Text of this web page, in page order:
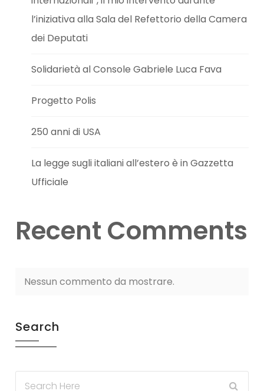
l’iniziativa alla Sala del Refettorio della Camera
dei Deputati
Solidarietà al Console Gabriele Luca Fava
Progetto Polis
250 anni di USA
La legge sugli italiani all’estero è in Gazzetta
Ufficiale
Recent Comments
Nessun commento da mostrare.
Search